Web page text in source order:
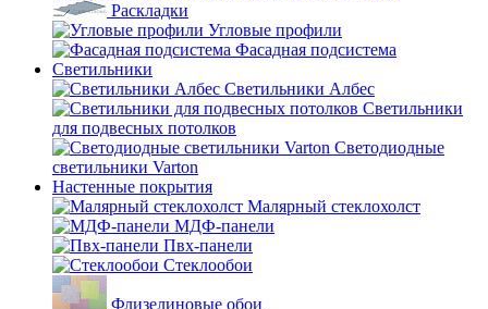
Раскладки
Угловые профили
Фасадная подсистема
Светильники
Светильники Албес
Светильники
для подвесных потолков
Светодиодные
светильники Varton
Настенные покрытия
Малярный стеклохолст
МДФ-панели
Пвх-панели
Стеклообои
Флизелиновые обои